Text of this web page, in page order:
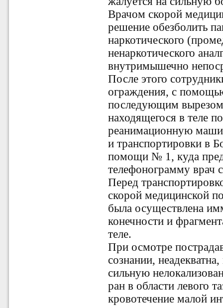
Врачом скорой
решение обезболить
наркотического
ненаркотического
внутримышечно
После этого
ограждения, с
последующим
находящегося в теле
реанимационную
и транспортировки в
помощи № 1, куда
телефонограмму врач
Перед
скорой медицинской
была осуществлена
конечности и
теле.
При осмотре
сознании,
сильную
ран в областилевого
кровотечение малой